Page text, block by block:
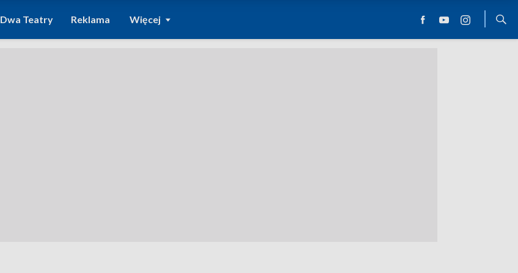
Dwa Teatry Reklama Więcej